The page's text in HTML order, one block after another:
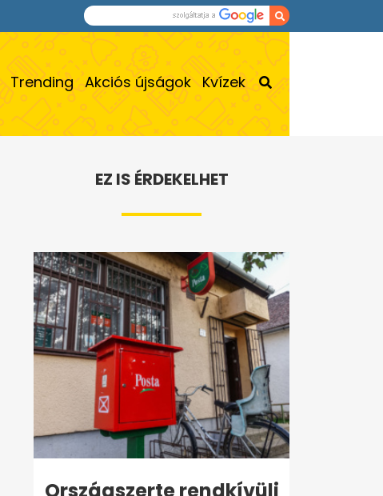
Trending Akciós újságok Kvízek
EZ IS ÉRDEKELHET